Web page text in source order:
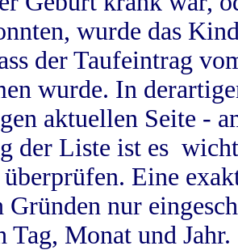
wurde das
der Taufeintrag
wurde. In
aktuellen Seite -
der Liste ist es
Eine
Gründen nur
Tag, Monat und Jahr.